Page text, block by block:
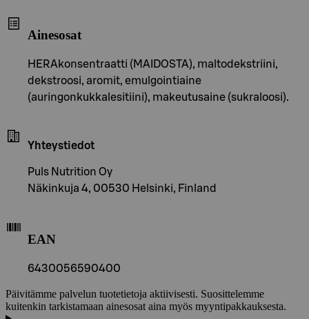
Ainesosat
HERAkonsentraatti (MAIDOSTA), maltodekstriini,
dekstroosi, aromit, emulgointiaine
(auringonkukkalesitiini), makeutusaine (sukraloosi).
Yhteystiedot
Puls Nutrition Oy
Näkinkuja 4, 00530 Helsinki, Finland
EAN
6430056590400
Päivitämme palvelun tuotetietoja aktiivisesti. Suosittelemme
kuitenkin tarkistamaan ainesosat aina myös myyntipakkauksesta.